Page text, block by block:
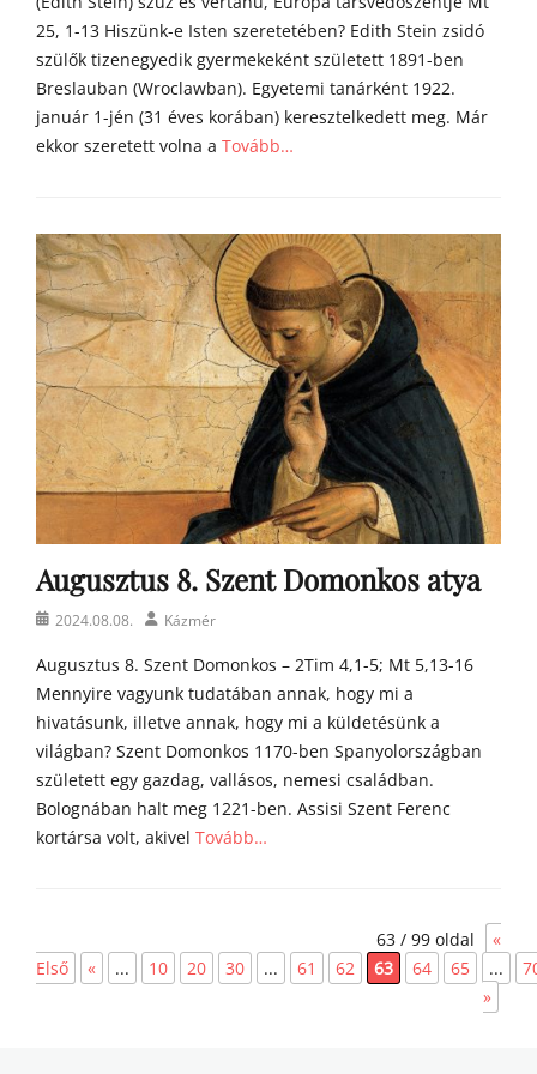
25, 1-13 Hiszünk-e Isten szeretetében? Edith Stein zsidó
szülők tizenegyedik gyermekeként született 1891-ben
Breslauban (Wroclawban). Egyetemi tanárként 1922.
január 1-jén (31 éves korában) keresztelkedett meg. Már
ekkor szeretett volna a Tovább…
g
o
s
t
o
n
a
t
y
a
h
m
i
i
Augusztus 8. Szent Domonkos atya
Posted2024.08.08. AuthorKázmér
Augusztus 8. Szent Domonkos – 2Tim 4,1-5; Mt 5,13-16
Mennyire vagyunk tudatában annak, hogy mi a
hivatásunk, illetve annak, hogy mi a küldetésünk a
világban? Szent Domonkos 1170-ben Spanyolországban
született egy gazdag, vallásos, nemesi családban.
Bolognában halt meg 1221-ben. Assisi Szent Ferenc
kortársa volt, akivel Tovább…
o
s
63 / 99 oldal
«
Első
« ... 10 20 30 ... 61 62 63 64 65 ...
»